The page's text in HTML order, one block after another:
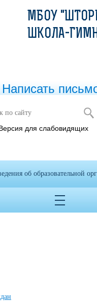
МБОУ
ШКОЛА-
Написать
для слабовидящих
об образовательной